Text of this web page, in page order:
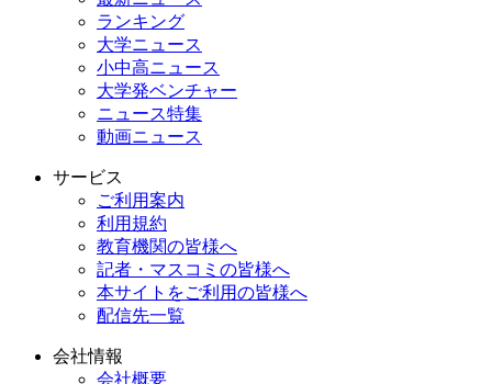
ランキング
大学ニュース
小中高ニュース
大学発ベンチャー
ニュース特集
動画ニュース
サービス
ご利用案内
利用規約
教育機関の皆様へ
記者・マスコミの皆様へ
本サイトをご利用の皆様へ
配信先一覧
会社情報
会社概要